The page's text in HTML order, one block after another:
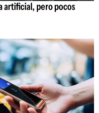
artificial, pero pocos